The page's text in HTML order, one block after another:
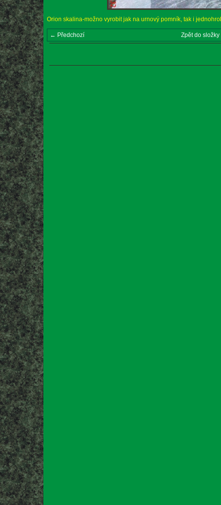
Orion skalina-možno vyrobit jak na urnový pomník, tak i
← Předchozí Zpět do složky